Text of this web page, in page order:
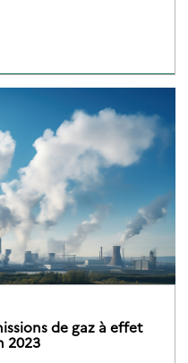
de gaz à effet
2023